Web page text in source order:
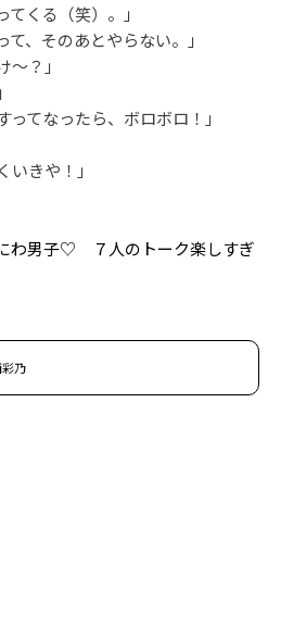
くる（笑）。」
て、そのあとやらない。」
？」
ってなったら、ボロボロ！」
いきや！」
わ男子♡ ７人のトーク楽しすぎ
乃